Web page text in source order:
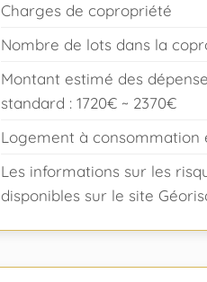
Charges de copropriété
Nombre de lots dans la
Montant estimé des
standard : 1720€ ~ 2370€
Logement à consommation
Les informations sur les
disponibles sur le site